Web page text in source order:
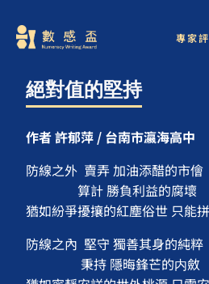
專家
絕對值的堅持
作者 許郁萍 / 台南市瀛海高中
防線之外 賣弄 加油添醋的市儈
算計 勝負利益的腐壞
猶如紛爭擾攘的紅塵俗世 只能
防線之內 堅守 獨善其身的純粹
秉持 隱晦鋒芒的内斂